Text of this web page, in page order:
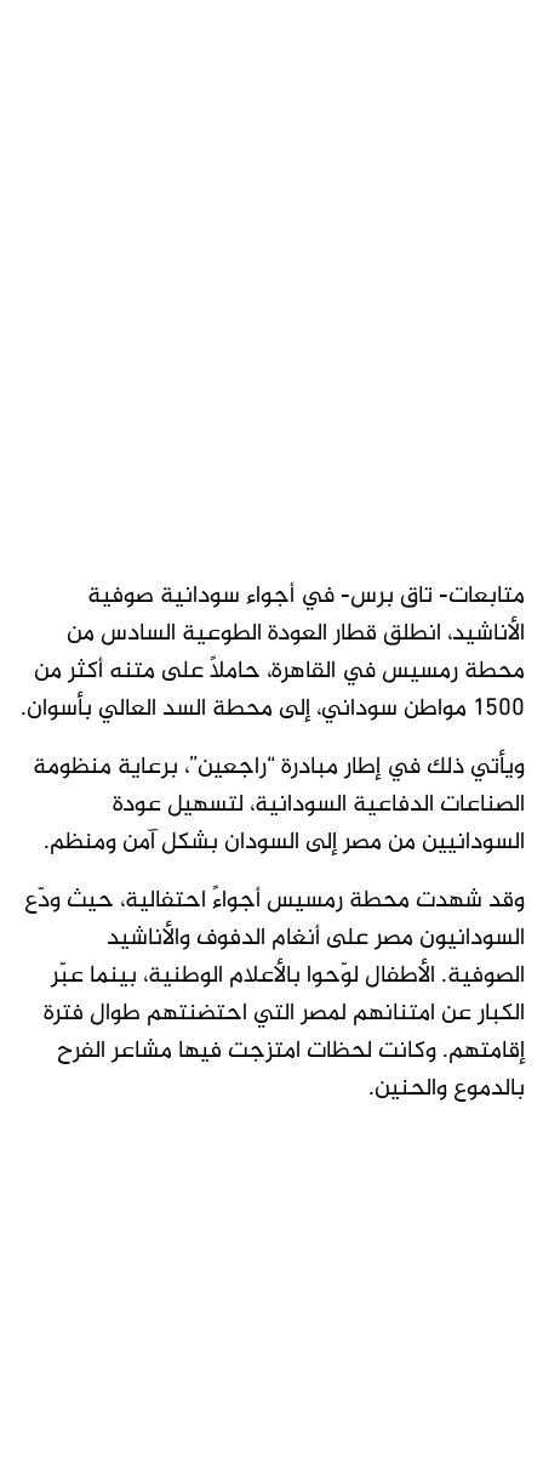
متابعات- تاق برس- في أجواء سودانية صوفية
الأناشيد، انطلق قطار العودة الطوعية السادس من
محطة رمسيس في القاهرة، حاملاً على متنه أكثر من
1500 مواطن سوداني، إلى محطة السد العالي بأسوان.
ويأتي ذلك في إطار مبادرة “راجعين”، برعاية منظومة
الصناعات الدفاعية السودانية، لتسهيل عودة
السودانيين من مصر إلى السودان بشكل آمن ومنظم.
وقد شهدت محطة رمسيس أجواءً احتفالية، حيث ودّع
السودانيون مصر على أنغام الدفوف والأناشيد
الصوفية. الأطفال لوّحوا بالأعلام الوطنية، بينما عبّر
الكبار عن امتنانهم لمصر التي احتضنتهم طوال فترة
إقامتهم. وكانت لحظات امتزجت فيها مشاعر الفرح
بالدموع والحنين.